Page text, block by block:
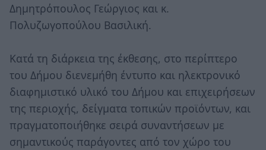
Δημητρόπουλος Γεώργιος και κ.
Πολυζωγοπούλου Βασιλική.
Κατά τη διάρκεια της έκθεσης, στο περίπτερο
του Δήμου διενεμήθη έντυπο και ηλεκτρονικό
διαφημιστικό υλικό του Δήμου και επιχειρήσεων
της περιοχής, δείγματα τοπικών προϊόντων, και
πραγματοποιήθηκε σειρά συναντήσεων με
σημαντικούς παράγοντες από τον χώρο του